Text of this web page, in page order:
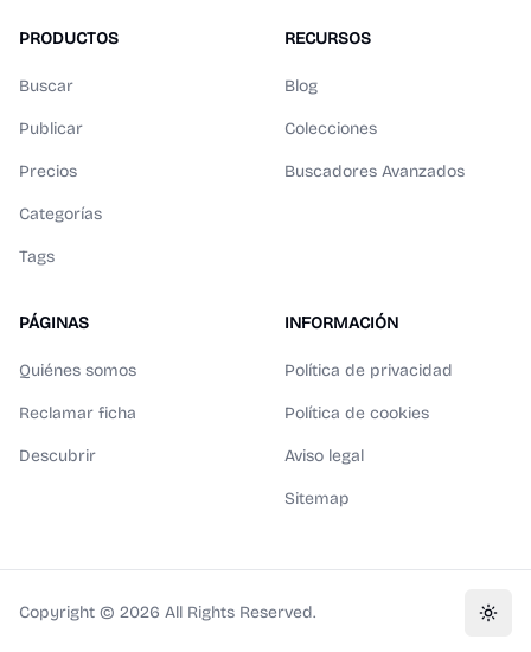
PRODUCTOS
Buscar
Publicar
Precios
Categorías
Tags
RECURSOS
Blog
Colecciones
Buscadores Avanzados
PÁGINAS
Quiénes somos
Reclamar ficha
Descubrir
INFORMACIÓN
Política de privacidad
Política de cookies
Aviso legal
Sitemap
Copyright © 2026 All Rights Reserved.